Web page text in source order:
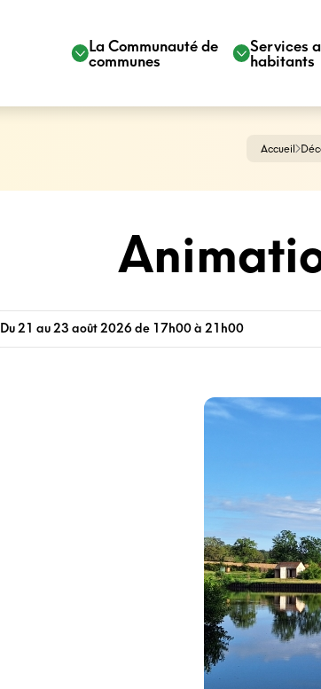
La Communauté de
communes
Services
habitants
Accueil
Du 21 au 23 août 2026 de 17h00 à 21h00